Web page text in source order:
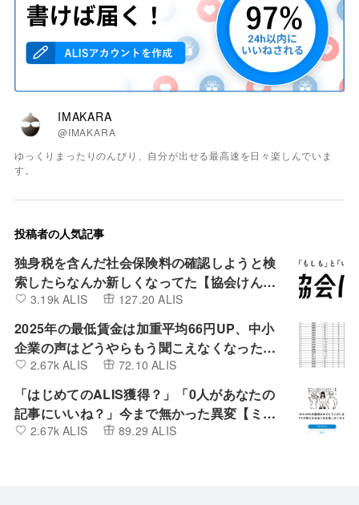
IMAKARA
@IMAKARA
ゆっくりまったりのんびり、自分が出せる最高速を日々楽しんでいま
す。
投稿者の人気記事
独身税を含んだ社会保険料の確認しようと検
索したらなんか新しくなってた【協会けん
ぽ】3.19k ALIS 127.20 ALIS
2025年の最低賃金は加重平均66円UP、中小
企業の声はどうやらもう聞こえなくなったよ
うです。
2.67k ALIS 72.10 ALIS
「はじめてのALIS獲得？」「0人があなたの
記事にいいね？」今まで無かった異変【ミン
カブIR】
2.67k ALIS 89.29 ALIS